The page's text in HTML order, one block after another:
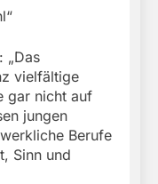
„Das
vielfältige
gar nicht auf
jungen
Berufe
Sinn und